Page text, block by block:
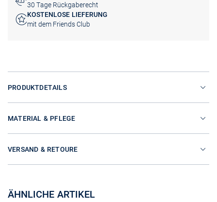
30 Tage Rückgaberecht
KOSTENLOSE LIEFERUNG
mit dem Friends Club
PRODUKTDETAILS
MATERIAL & PFLEGE
VERSAND & RETOURE
ÄHNLICHE ARTIKEL